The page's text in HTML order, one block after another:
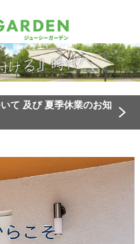
て 及び 夏季休業のお知